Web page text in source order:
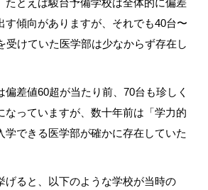
す傾向がありますが、それでも40台〜
受けていた医学部は少なからず存在し
偏差値60超が当たり前、 70台も珍しく
なっていますが、数十年前は「学力的
学できる医学部が確かに存在していた
げると、以下のような学校が当時の